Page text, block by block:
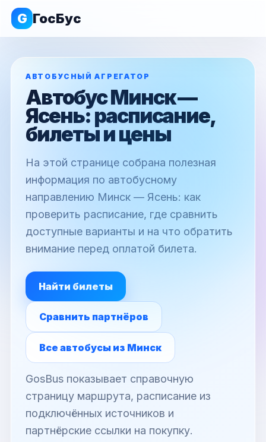
G ГосБус
АВТОБУСНЫЙ АГРЕГАТОР
Автобус Минск —
Ясень: расписание,
билеты и цены
На этой странице собрана полезная
информация по автобусному
направлению Минск — Ясень: как
проверить расписание, где сравнить
доступные варианты и на что обратить
внимание перед оплатой билета.
Найти билеты
Сравнить партнёров
Все автобусы из Минск
GosBus показывает справочную
страницу маршрута, расписание из
подключённых источников и
партнёрские ссылки на покупку.